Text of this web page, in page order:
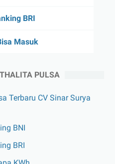
BRI
Masuk
PULSA
Terbaru CV Sinar Surya
BNI
BRI